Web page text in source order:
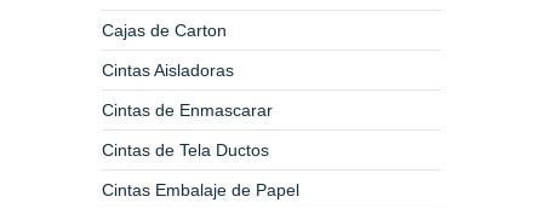
Cajas de Carton
Cintas Aisladoras
Cintas de Enmascarar
Cintas de Tela Ductos
Cintas Embalaje de Papel